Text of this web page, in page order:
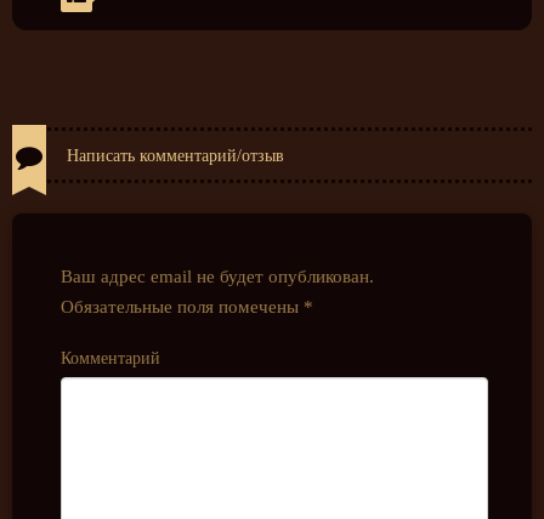
Написать комментарий/отзыв
Ваш адрес email не будет опубликован.
Обязательные поля помечены *
Комментарий